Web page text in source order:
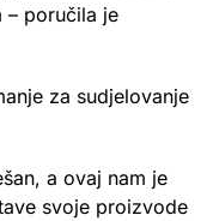
– poručila je
za sudjelovanje
a ovaj nam je
svoje proizvode